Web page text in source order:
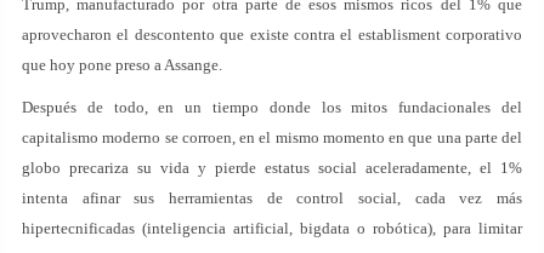
Trump, manufacturado por otra parte de esos mismos ricos del 1% que
aprovecharon el descontento que existe contra el establisment corporativo
que hoy pone preso a Assange.
Después de todo, en un tiempo donde los mitos fundacionales del
capitalismo moderno se corroen, en el mismo momento en que una parte del
globo precariza su vida y pierde estatus social aceleradamente, el 1%
intenta afinar sus herramientas de control social, cada vez más
hipertecnificadas (inteligencia artificial, bigdata o robótica), para limitar